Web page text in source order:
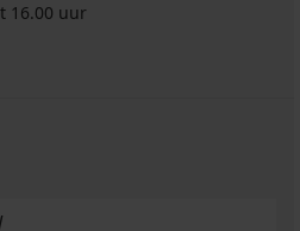
16.00 uur